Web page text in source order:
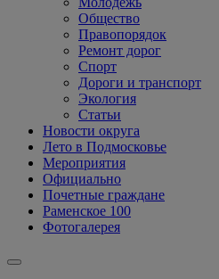
Общество
Правопорядок
Ремонт дорог
Спорт
Дороги и транспорт
Экология
Статьи
Новости округа
Лето в Подмосковье
Мероприятия
Официально
Почетные граждане
Раменское 100
Фотогалерея